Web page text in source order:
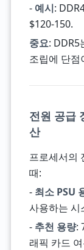
- 예시:
$120-150.
중요: DDR5
조립에 단점
전원 공급
산
프로세서의
때:
- 최소 PSU
사용하는 시
- 추천 용량:
래픽 카드